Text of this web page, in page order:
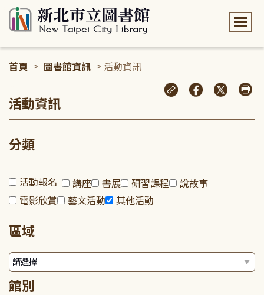
首頁 > 圖書館資訊 > 活動資訊
活動資訊
分類
活動報名 講座 書展 研習課程
說故事
電影欣賞
藝文活動 其他活動
區域
館別